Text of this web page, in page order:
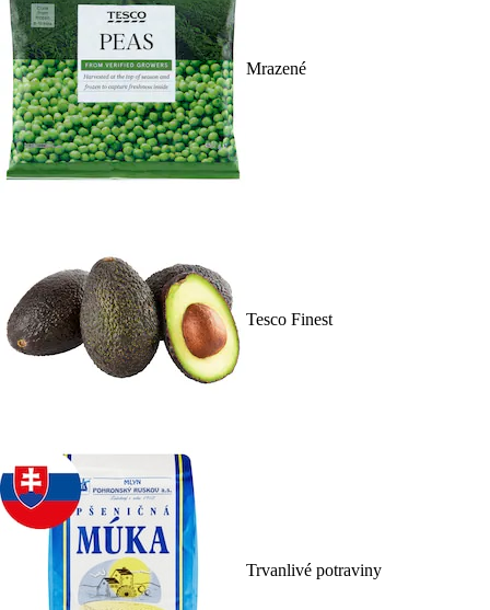
Mrazené
Tesco Finest
Trvanlivé potraviny